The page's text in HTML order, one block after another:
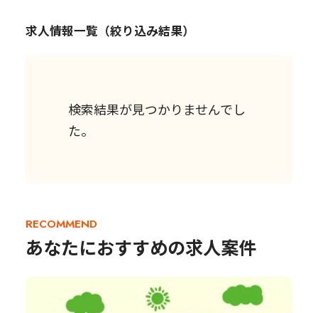
求人情報一覧（絞り込み結果）
検索結果が見つかりませんでし
た。
RECOMMEND
あなたにおすすめの求人案件